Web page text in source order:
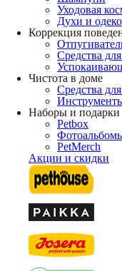
Уходовая
Духи и
Коррекция
Средства
Чистота в доме
Средства
Наборы и подарки
Petbox
PetMerch
Акции и скидки